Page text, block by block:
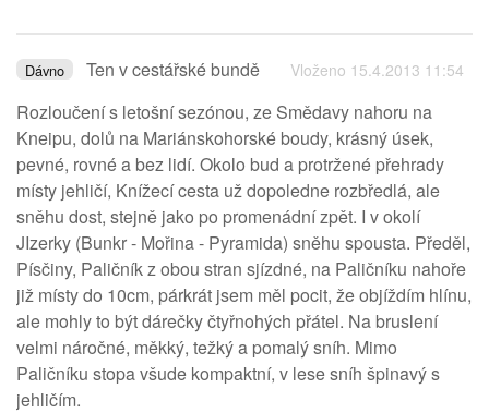
Dávno Ten v cestářské bundě Vloženo 15.4.2013 11:54
Rozloučení s letošní sezónou, ze Smědavy nahoru na
Kneipu, dolů na Mariánskohorské boudy, krásný úsek,
pevné, rovné a bez lidí. Okolo bud a protržené přehrady
místy jehličí, Knížecí cesta už dopoledne rozbředlá, ale
sněhu dost, stejně jako po promenádní zpět. I v okolí
JIzerky (Bunkr - Mořina - Pyramida) sněhu spousta. Předěl,
Písčiny, Paličník z obou stran sjízdné, na Paličníku nahoře
již místy do 10cm, párkrát jsem měl pocit, že objíždím hlínu,
ale mohly to být dárečky čtyřnohých přátel. Na bruslení
velmi náročné, měkký, težký a pomalý sníh. Mimo
Paličníku stopa všude kompaktní, v lese sníh špinavý s
jehličím.